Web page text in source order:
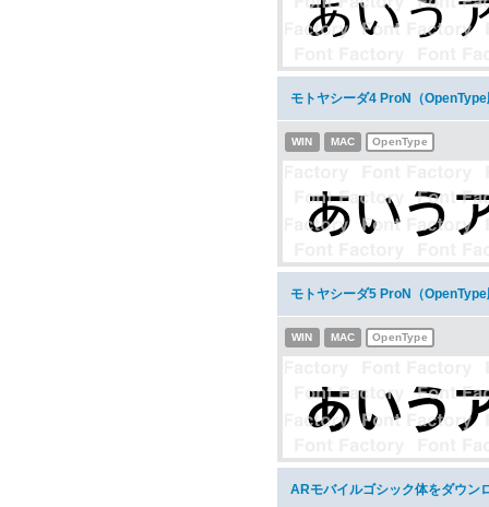
モトヤシーダ4 ProN（
WIN MAC OpenType
モトヤシーダ5 ProN（
WIN MAC OpenType
ARモバイルゴシック体をダウン